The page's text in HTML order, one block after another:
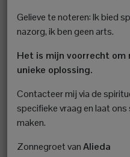
Gelieve te noteren: Ik bied
nazorg, ik ben geen arts.
Het is mijn voorrecht om
unieke oplossing.
Contacteer mij via de
specifieke vraag en laat
maken.
Zonnegroet vanAlieda